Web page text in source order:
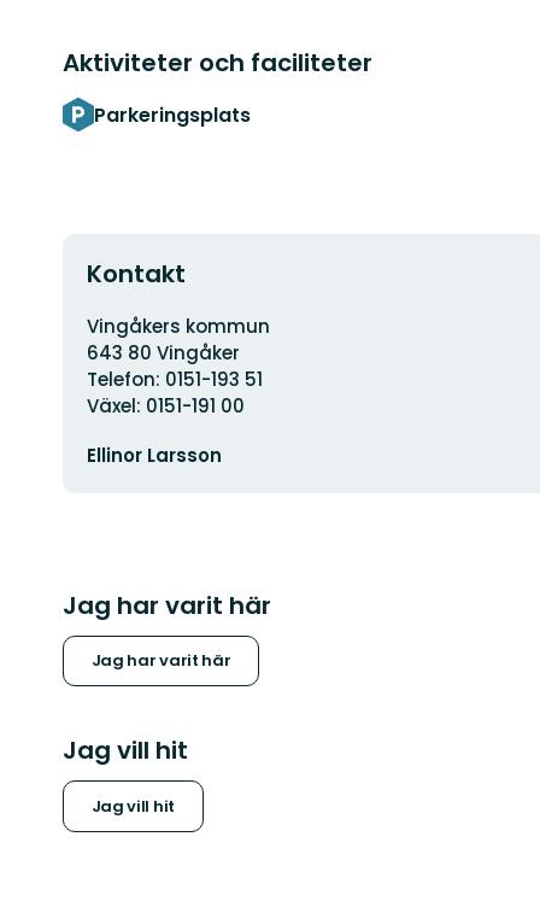
Aktiviteter och faciliteter
Parkeringsplats
Kontakt
Adress
Vingåkers kommun
643 80 Vingåker
Telefon: 0151-193 51
Växel: 0151-191 00
postadress
Ellinor Larsson
Jag har varit här
Jag har varit här
Jag vill hit
Jag vill hit